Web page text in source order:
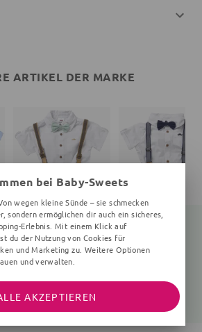
ARTIKEL DER MARKE
Set
32,95 € 34,99 € 31,99 €
bei Baby-Sweets
wegen kleine Sünde – sie schmecken
sondern ermöglichen dir auch ein sicheres,
Erlebnis. Mit einem Klick auf
du der Nutzung von Cookies für
und Marketing zu. Weitere Optionen
und verwalten.
AKZEPTIEREN